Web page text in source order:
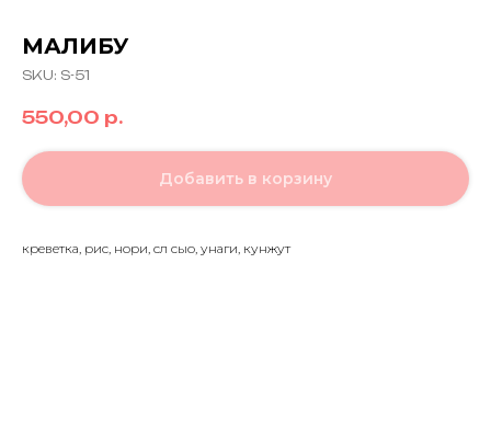
МАЛИБУ
SKU: S-51
550,00 р.
Добавить в корзину
креветка, рис, нори, сл сыо, унаги, кунжут